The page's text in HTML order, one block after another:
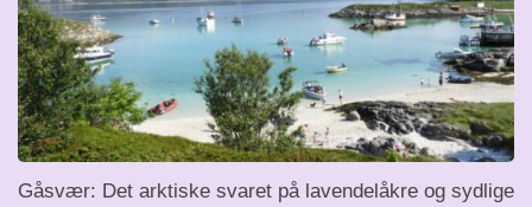
Gåsvær: Det arktiske svaret på lavendelåkre og sydlige